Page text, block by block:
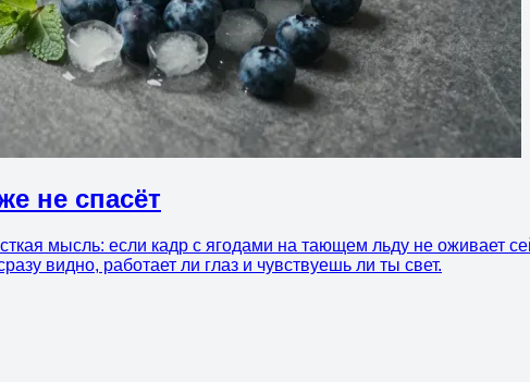
не спасёт
мысль: если кадр с ягодами на тающем льду не оживает
видно, работает ли глаз и чувствуешь ли ты свет.